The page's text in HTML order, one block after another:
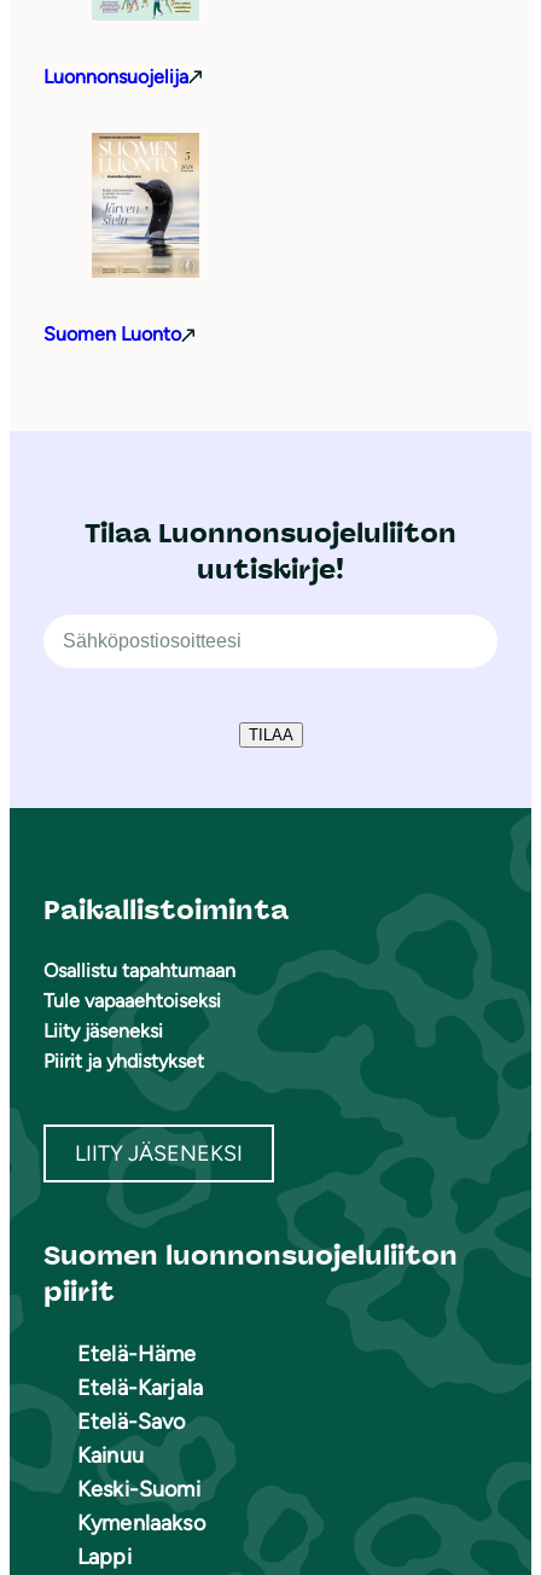
Luonnonsuojelija
Suomen Luonto
Tilaa Luonnonsuojeluliiton
uutiskirje!
TILAA
Paikallistoiminta
Osallistu tapahtumaan
Tule vapaaehtoiseksi
Liity jäseneksi
Piirit ja yhdistykset
LIITY JÄSENEKSI
Suomen luonnonsuojeluliiton
piirit
Etelä-Häme
Etelä-Karjala
Etelä-Savo
Kainuu
Keski-Suomi
Kymenlaakso
Lappi